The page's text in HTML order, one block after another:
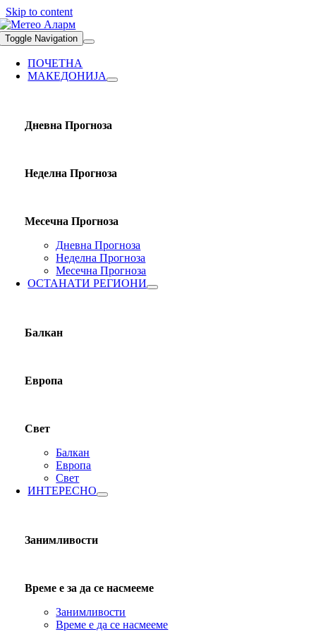
Skip to content
Toggle Navigation
ПОЧЕТНА
МАКЕДОНИЈА
Дневна Прогноза
Неделна Прогноза
Месечна Прогноза
Дневна Прогноза
Неделна Прогноза
Месечна Прогноза
ОСТАНАТИ РЕГИОНИ
Балкан
Европа
Свет
Балкан
Европа
Свет
ИНТЕРЕСНО
Занимливости
Време е за да се насмееме
Занимливости
Време е да се насмееме